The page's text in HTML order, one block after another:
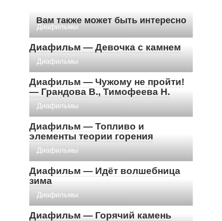
Вам также может быть интересно
Диафильмы
Диафильм — Девочка с камнем
Диафильмы
Диафильм — Чужому не пройти!
— Грандова В., Тимофеева Н.
Диафильмы
Диафильм — Топливо и
элементы теории горения
Диафильмы
Диафильм — Идёт волшебница
зима
Диафильмы
Диафильм — Горячий камень